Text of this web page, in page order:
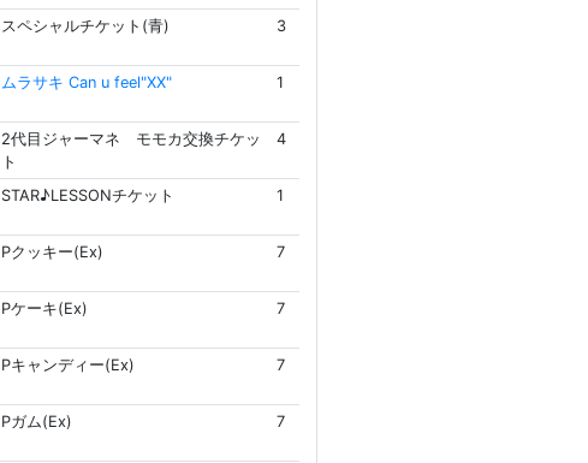
スペシャルチケット(青) 3
ムラサキ Can u feel"XX" 1
2代目ジャーマネ モモカ交換チケッ
ト
4
STAR♪LESSONチケット 1
Pクッキー(Ex) 7
Pケーキ(Ex) 7
Pキャンディー(Ex) 7
Pガム(Ex) 7